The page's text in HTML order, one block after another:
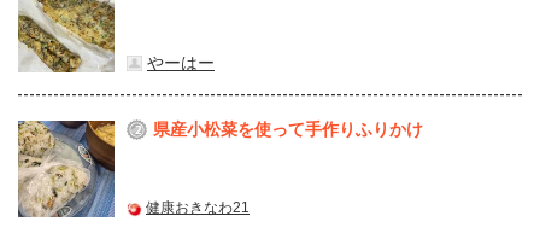
やーはー
2 県産⼩松菜を使って⼿作りふりかけ
健康おきなわ21